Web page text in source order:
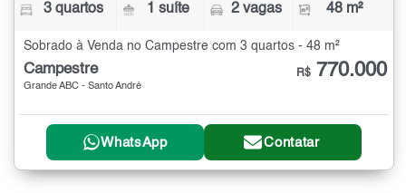
3 quartos 1 suíte 2 vagas 48 m²
Sobrado à Venda no Campestre com 3 quartos - 48 m²
Campestre
Grande ABC - Santo André
R$ 770.000
WhatsApp Contatar